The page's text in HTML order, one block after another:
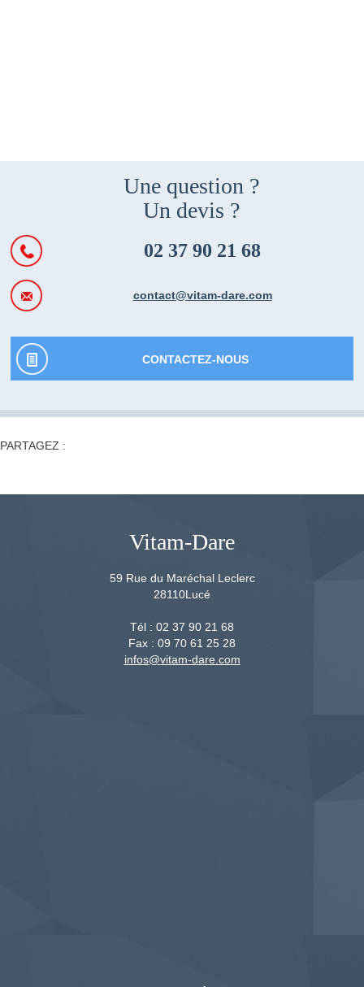
Une question ?
Un devis ?
02 37 90 21 68
contact@vitam-dare.com
CONTACTEZ-NOUS
PARTAGEZ :
Vitam-Dare
59 Rue du Maréchal Leclerc
28110Lucé
Tél : 02 37 90 21 68
Fax : 09 70 61 25 28
infos@vitam-dare.com